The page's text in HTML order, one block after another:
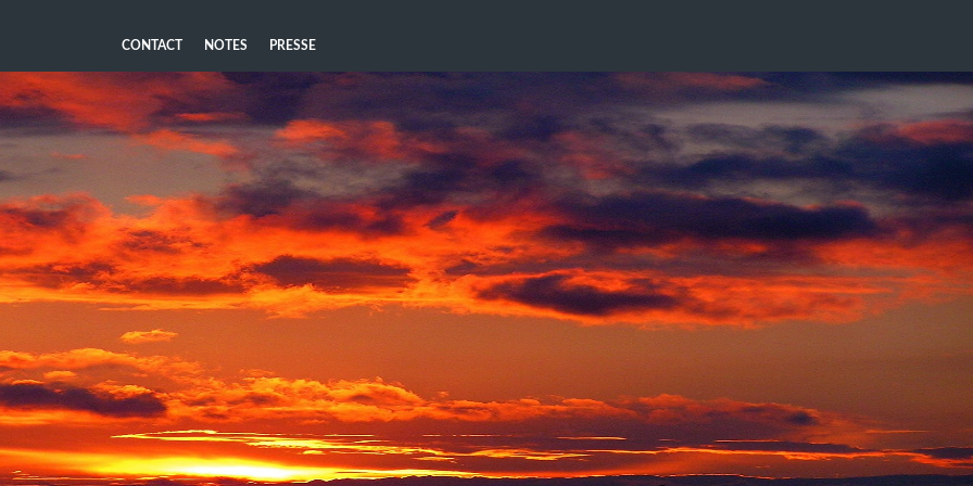
CONTACT NOTES PRESSE